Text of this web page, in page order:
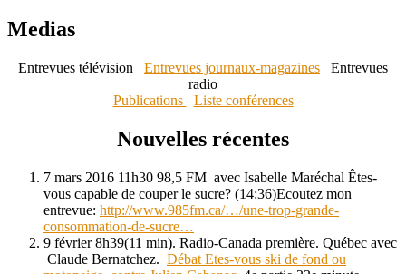
Medias
Entrevues télévision Entrevues journaux-magazines Entrevues
radio
Publications
Liste conférences
Nouvelles récentes
7 mars 2016 11h30 98,5 FM avec Isabelle Maréchal Êtes-
vous capable de couper le sucre? (14:36)Ecoutez mon
entrevue: http://www.985fm.ca/…/une-trop-grande-
consommation-de-sucre…
9 février 8h39(11 min). Radio-Canada première. Québec avec
Claude Bernatchez. Débat Etes-vous ski de fond ou